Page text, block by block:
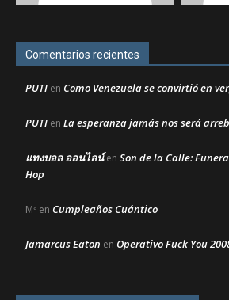
Comentarios recientes
PUTI en Como Venezuela se convirtió en
PUTI en La esperanza jamás nos será
แทงบอล ออนไลน์en Son de la Calle:
Hop
Mª en Cumpleaños Cuántico
Jamarcus Eaton en Operativo Fuck You